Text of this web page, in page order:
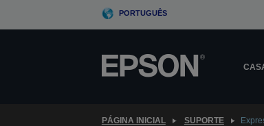
PORTUGUÊS
PÁGINA INICIAL SUPORTE